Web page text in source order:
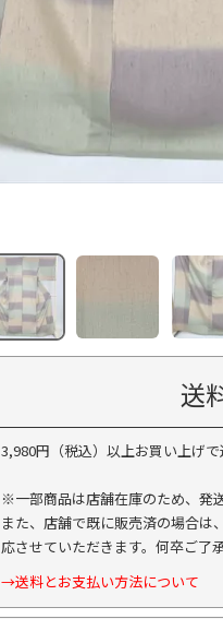
送
3,980円（税込）以上お買い上げで
※一部商品は店舗在庫のため、発
また、店舗で既に販売済の場合は
応させていただきます。何卒ご了
→送料とお支払い方法について